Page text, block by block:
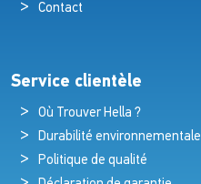
Contact
Service clientèle
Où Trouver Hella ?
Durabilité environnementale
Politique de qualité